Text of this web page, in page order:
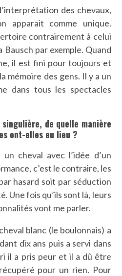
des chevaux,
apparait comme unique.
contrairement à celui
Bausch par exemple. Quand
il est fini pour toujours et
mémoire des gens. Il y a un
dans tous les spectacles
de quelle manière
ont-elles eu lieu ?
cheval avec l’idée d’un
c’est le contraire, les
hasard soit par séduction
Une fois qu’ils sont là, leurs
vont me parler.
blanc (le boulonnais) a
dix ans puis a servi dans
il a pris peur et il a dû être
pour un rien. Pour